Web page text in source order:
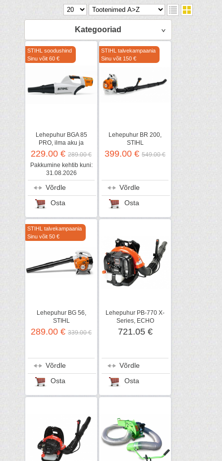
Kategooriad
STIHL soodushind
Sinu võit 60 €
Lehepuhur BGA 85
PRO, ilma aku ja
laadijata, STIHL
229.00 € 289.00 €
Pakkumine kehtib kuni:
31.08.2026
Võrdle
Osta
STIHL talvekampaania
Sinu võit 150 €
Lehepuhur BR 200,
STIHL
399.00 € 549.00 €
Võrdle
Osta
STIHL talvekampaania
Sinu võit 50 €
Lehepuhur BG 56,
STIHL
289.00 € 339.00 €
Võrdle
Osta
Lehepuhur PB-770 X-
Series, ECHO
721.05 €
Võrdle
Osta